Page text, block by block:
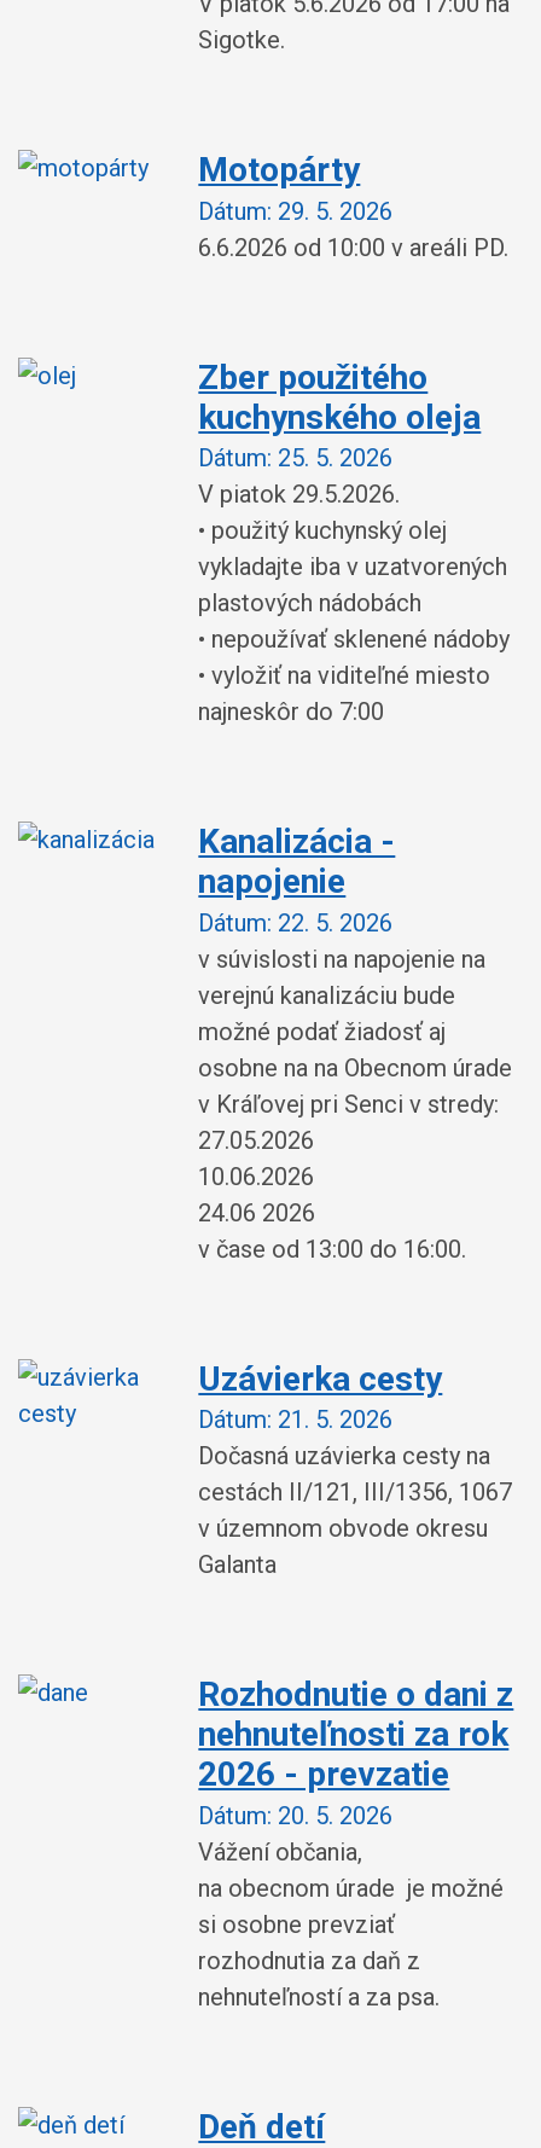
Sigotke.
Motopárty
Dátum: 29. 5. 2026
6.6.2026 od 10:00 v areáli PD.
Zber použitého
kuchynského oleja
Dátum: 25. 5. 2026
V piatok 29.5.2026.
• použitý kuchynský olej
vykladajte iba v uzatvorených
plastových nádobách
• nepoužívať sklenené nádoby
• vyložiť na viditeľné miesto
najneskôr do 7:00
Kanalizácia -
napojenie
Dátum: 22. 5. 2026
v súvislosti na napojenie na
verejnú kanalizáciu bude
možné podať žiadosť aj
osobne na na Obecnom úrade
v Kráľovej pri Senci v stredy:
27.05.2026
10.06.2026
24.06 2026
v čase od 13:00 do 16:00.
Uzávierka cesty
Dátum: 21. 5. 2026
Dočasná uzávierka cesty na
cestách II/121, III/1356, 1067
v územnom obvode okresu
Galanta
Rozhodnutie o dani z
nehnuteľnosti za rok
2026 - prevzatie
Dátum: 20. 5. 2026
Vážení občania,
na obecnom úrade je možné
si osobne prevziať
rozhodnutia za daň z
nehnuteľností a za psa.
Deň detí